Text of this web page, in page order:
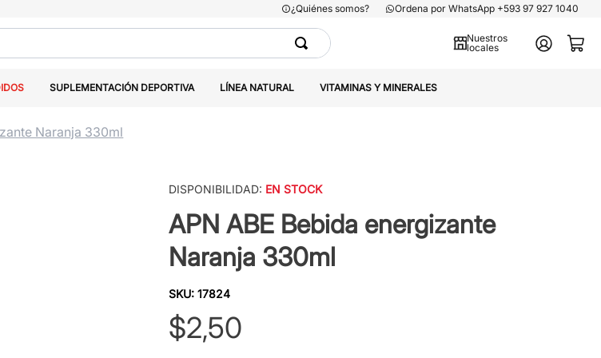
¿Quiénes somos? Ordena por WhatsApp +593 97 927 1040
Nuestros
locales
SUPLEMENTACIÓN DEPORTIVA LÍNEA NATURAL VITAMINAS Y MINERALES
Naranja 330ml
DISPONIBILIDAD: EN STOCK
APN ABE Bebida energizante
Naranja 330ml
SKU: 17824
$2,50